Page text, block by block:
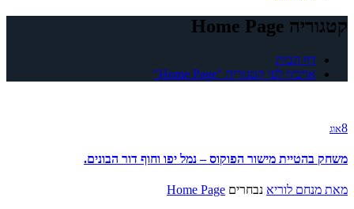
קטגוריה Home Page
דף הבית
ארכיון לפי קטגוריה "Home Page"
8אוג
משחק בהטיית מישור הפוקוס – נמל יפו וחוף דור הבונים.
מאת מנחם לוריא נבחרים Home Page